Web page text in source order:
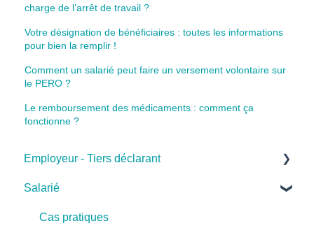
charge de l’arrêt de travail ?
Votre désignation de bénéficiaires : toutes les informations
pour bien la remplir !
Comment un salarié peut faire un versement volontaire sur
le PERO ?
Le remboursement des médicaments : comment ça
fonctionne ?
Employeur - Tiers déclarant
Cas pratiques
Base de connaissances
Salarié
Cas pratiques